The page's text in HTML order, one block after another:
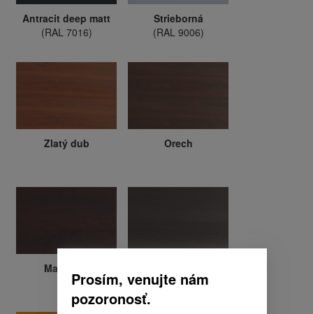
Antracit deep matt
(RAL 7016)
Strieborná
(RAL 9006)
Zlatý dub Orech
Mahagón
Prosím, venujte nám
pozoronosť.